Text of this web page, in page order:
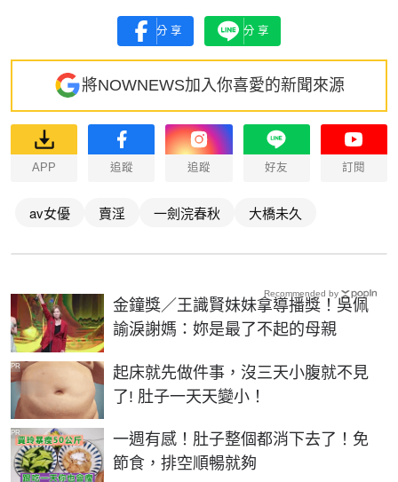
分享 分享
將NOWNEWS加入你喜愛的新聞來源
APP 追蹤 追蹤 好友 訂閱
av女優 賣淫 一劍浣春秋 大橋未久
金鐘獎／王識賢妹妹拿導播獎！吳佩
諭淚謝媽：妳是最了不起的母親
起床就先做件事，沒三天小腹就不見
了! 肚子一天天變小！
PR
一週有感！肚子整個都消下去了！免
節食，排空順暢就夠
PR
Recommended by